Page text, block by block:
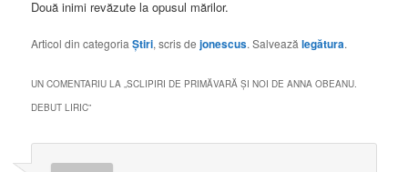
Două inimi revăzute la opusul mărilor.
Articol din categoriaȘtiri, scris dejonescus. Salveazălegătura.
UN COMENTARIU LA „SCLIPIRI DE PRIMĂVARĂ ȘI NOI DE ANNA OBEANU.
DEBUT LIRIC”